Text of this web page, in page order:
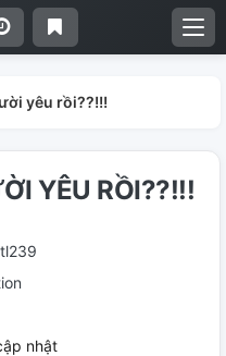
yêu rồi??!!!
YÊU RỒI??!!!
nhật